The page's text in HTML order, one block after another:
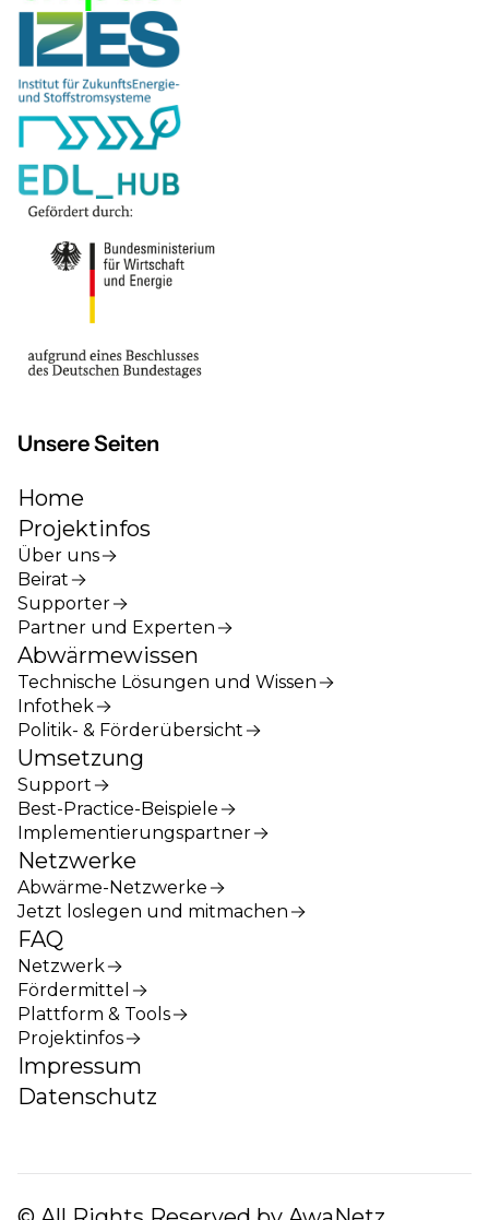
Unsere Seiten
Home
Projektinfos
Über uns
Beirat
Supporter
Partner und Experten
Abwärmewissen
Technische Lösungen und Wissen
Infothek
Politik- & Förderübersicht
Umsetzung
Support
Best-Practice-Beispiele
Implementierungspartner
Netzwerke
Abwärme-Netzwerke
Jetzt loslegen und mitmachen
FAQ
Netzwerk
Fördermittel
Plattform & Tools
Projektinfos
Impressum
Datenschutz